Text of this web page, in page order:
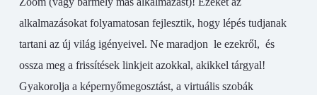
alkalmazásokat folyamatosan fejlesztik, hogy lépés tudjanak
tartani az új világ igényeivel. Ne maradjon le ezekről, és
ossza meg a frissítések linkjeit azokkal, akikkel tárgyal!
Gyakorolja a képernyőmegosztást, a virtuális szobák